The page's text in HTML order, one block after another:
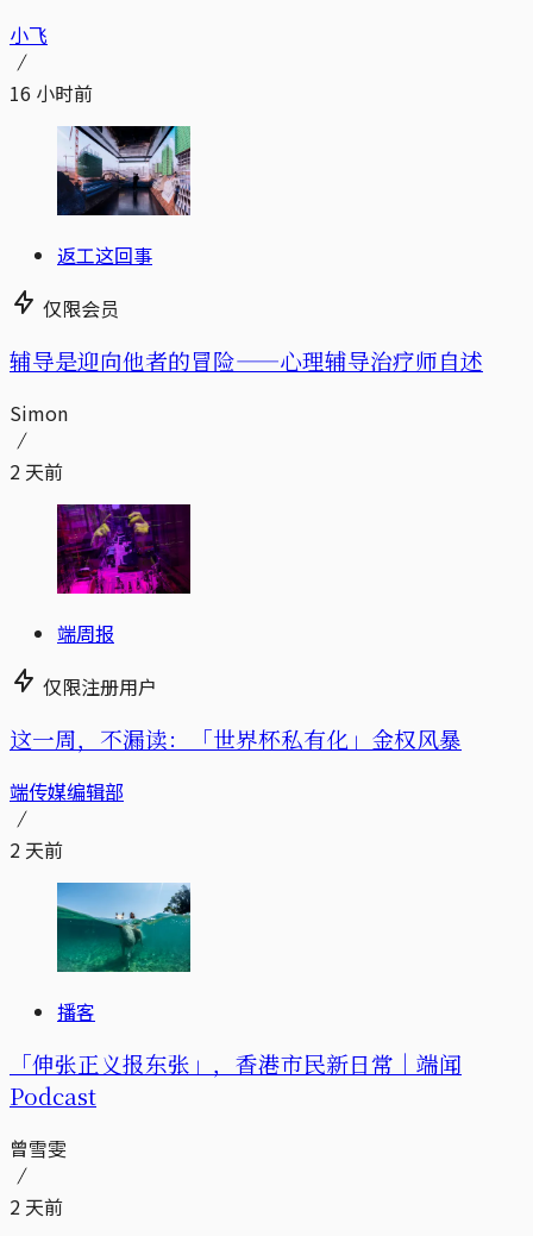
小飞
16 小时前
返工这回事
仅限会员
辅导是迎向他者的冒险——心理辅导治疗师自述
Simon
2 天前
端周报
仅限注册用户
这一周，不漏读：「世界杯私有化」金权风暴
端传媒编辑部
2 天前
播客
「伸张正义报东张」，香港市民新日常｜端闻
Podcast
曾雪雯
2 天前